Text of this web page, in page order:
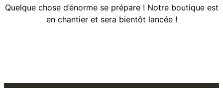
Quelque chose d’énorme se prépare ! Notre boutique est
en chantier et sera bientôt lancée !